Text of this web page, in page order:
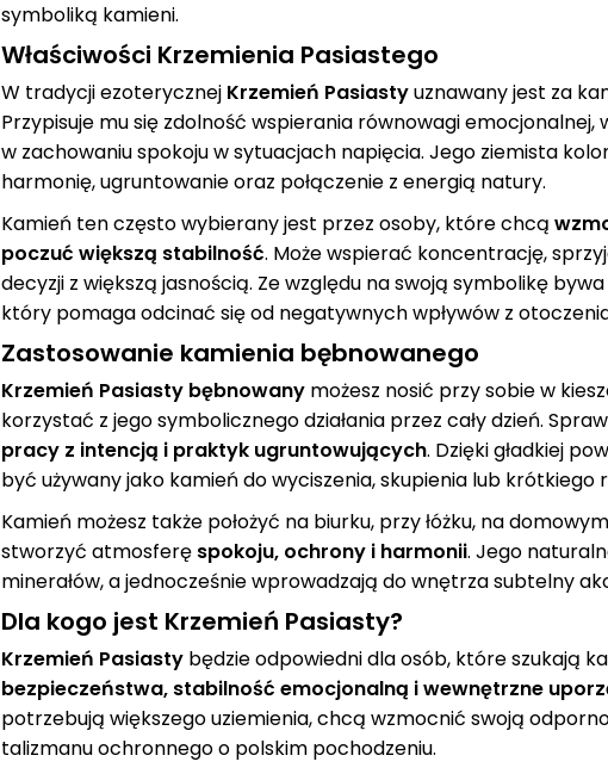
symboliką kamieni.
Właściwości Krzemienia Pasiastego
W tradycji ezoterycznej Krzemień Pasiastyuznawany jest za
Przypisuje mu się zdolność wspierania równowagi
w zachowaniu spokoju w sytuacjach napięcia. Jego ziemista
harmonię, ugruntowanie oraz połączenie z energią natury.
Kamień ten często wybierany jest przez osoby, które chcą
poczuć większą stabilność. Może wspierać koncentrację,
decyzji z większą jasnością. Ze względu na swoją symbolikę
który pomaga odcinać się od negatywnych wpływów z
Zastosowanie kamienia bębnowanego
Krzemień Pasiasty bębnowany możesz nosić przy sobie w
korzystać z jego symbolicznego działania przez cały dzień.
pracy z intencją i praktyk ugruntowujących. Dzięki gładkiej
być używany jako kamień do wyciszenia, skupienia lub krótkiego
Kamień możesz także położyć na biurku, przy łóżku, na
stworzyć atmosferę spokoju, ochrony i harmonii. Jego
minerałów, a jednocześnie wprowadzają do wnętrza subtelny
Dla kogo jest Krzemień Pasiasty?
Krzemień Pasiasty będzie odpowiedni dla osób, które szukają
bezpieczeństwa, stabilność emocjonalną i wewnętrzne
potrzebują większego uziemienia, chcą wzmocnić swoją
talizmanu ochronnego o polskim pochodzeniu.